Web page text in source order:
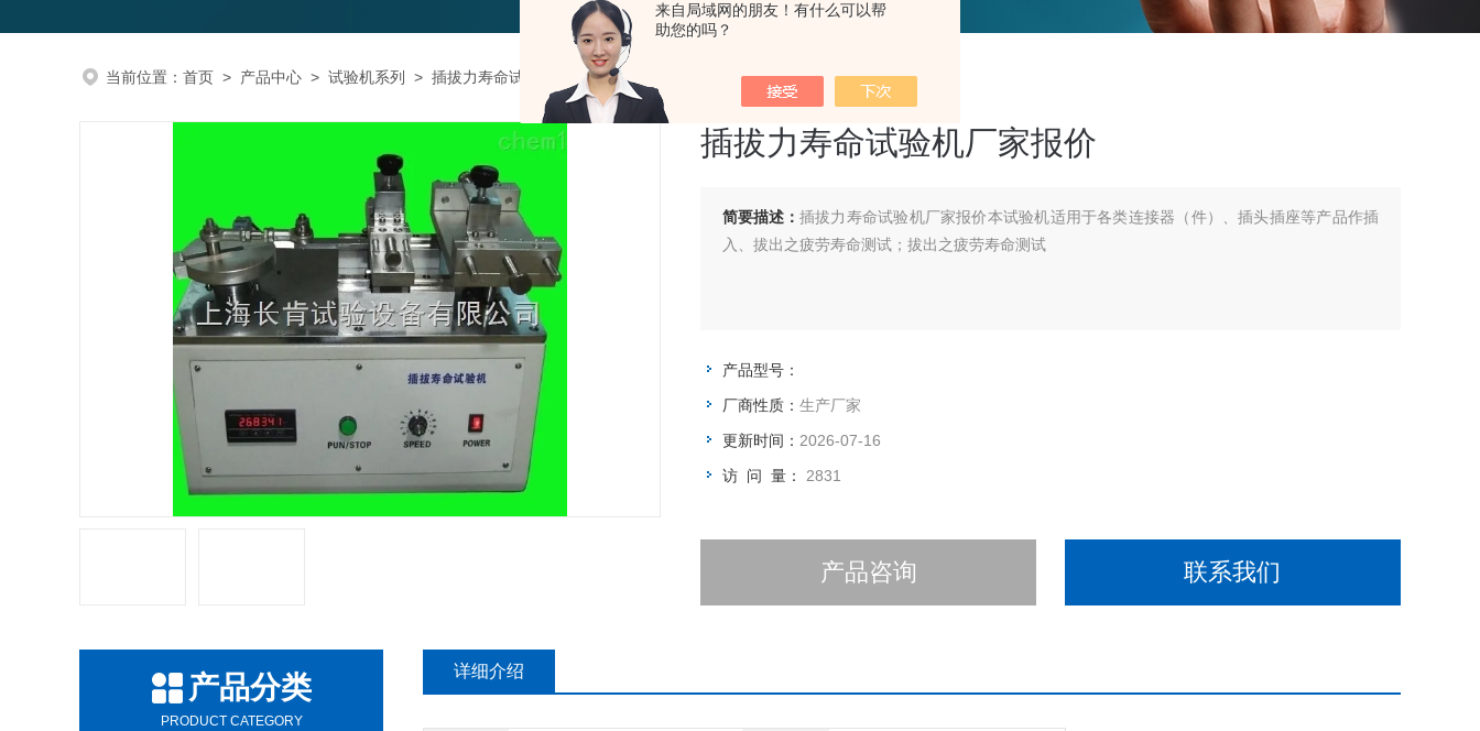
来自局域网的朋友！有什么可以帮
助您的吗？
当前位置： 首页 > 产品中心 > 试验机系列 > 插拔力寿命试验机 插拔力寿命试验机厂家报价
插拔力寿命试验机厂家报价
简要描述： 插拔力寿命试验机厂家报价本试验机适用于各类连接器（件）、插头插座等产品作插
入、拔出之疲劳寿命测试；拔出之疲劳寿命测试
产品型号：
厂商性质： 生产厂家
更新时间： 2026-07-16
访 问 量： 2831
产品咨询 联系我们
产品分类
PRODUCT CATEGORY
详细介绍